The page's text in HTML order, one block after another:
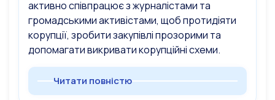
активно співпрацює з журналістами та
громадськими активістами, щоб протидіяти
корупції, зробити закупівлі прозорими та
допомагати викривати корупційні схеми.
Читати повністю